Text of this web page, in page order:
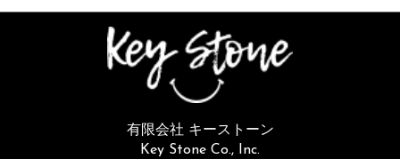
有限会社 キーストーン
Key Stone Co., Inc.